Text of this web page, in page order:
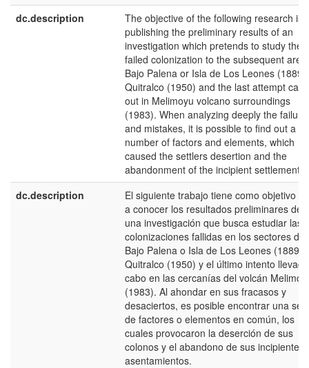
dc.description
The objective of the following research is
publishing the preliminary results of an
investigation which pretends to study the
failed colonization to the subsequent
Bajo Palena or Isla de Los Leones (1889),
Quitralco (1950) and the last attempt
out in Melimoyu volcano surroundings
(1983). When analyzing deeply the
and mistakes, it is possible to find out a
number of factors and elements, which
caused the settlers desertion and the
abandonment of the incipient settlements.
dc.description
El siguiente trabajo tiene como objetivo
a conocer los resultados preliminares de
una investigación que busca estudiar las
colonizaciones fallidas en los sectores de
Bajo Palena o Isla de Los Leones (1889),
Quitralco (1950) y el último intento
cabo en las cercanías del volcán
(1983). Al ahondar en sus fracasos y
desaciertos, es posible encontrar una
de factores o elementos en común, los
cuales provocaron la deserción de sus
colonos y el abandono de sus incipientes
asentamientos.